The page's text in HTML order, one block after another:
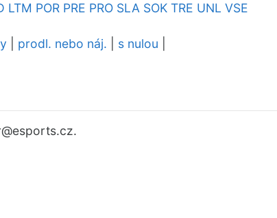
LTM POR PRE PRO SLA SOK TRE UNL VSE
prodl. nebo náj. s nulou
@esports.cz.